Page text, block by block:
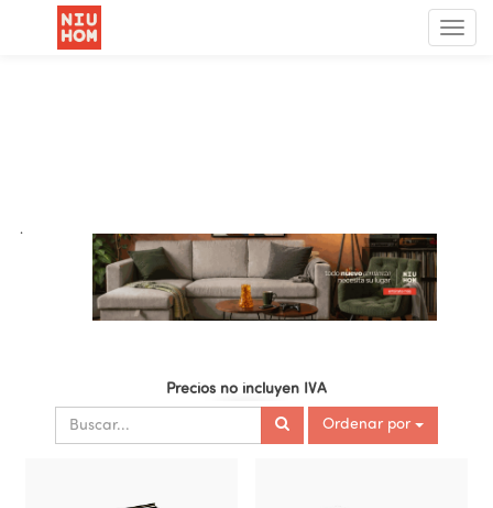
Menú
de
.
Precios no incluyen IVA
Ordenar por